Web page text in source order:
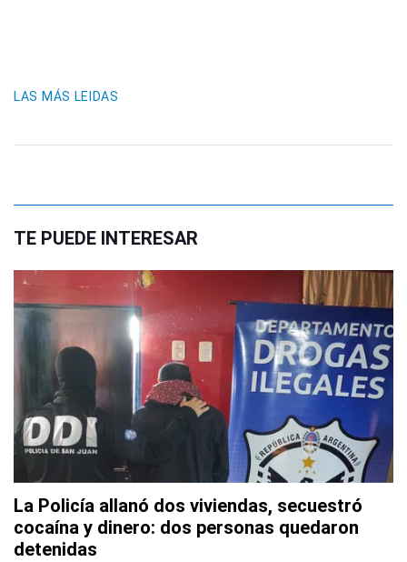
LAS MÁS LEIDAS
TE PUEDE INTERESAR
La Policía allanó dos viviendas, secuestró
cocaína y dinero: dos personas quedaron
detenidas